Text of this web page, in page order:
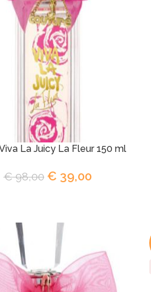
La Juicy La Fleur 150 ml
€98,00 € 39,00